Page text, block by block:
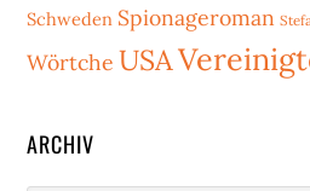
Schweden Spionageroman
Wörtche USA
ARCHIV